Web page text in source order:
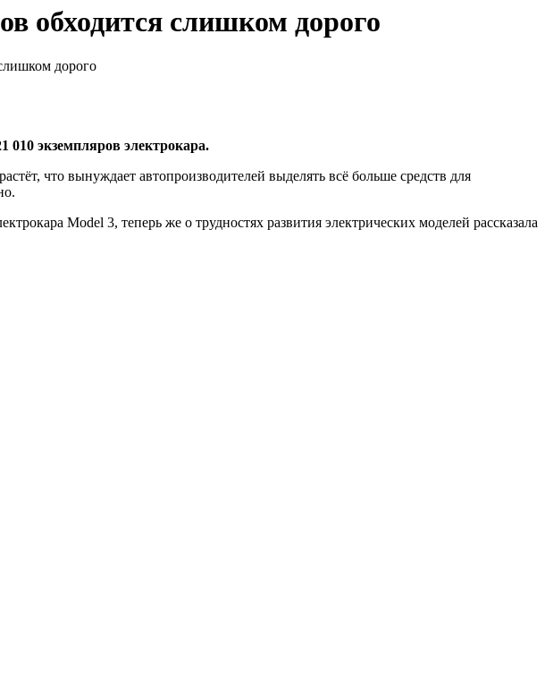
обходится слишком дорого
дорого
экземпляров электрокара.
что вынуждает автопроизводителей выделять всё больше средств для
Model 3, теперь же о трудностях развития электрических моделей рассказала